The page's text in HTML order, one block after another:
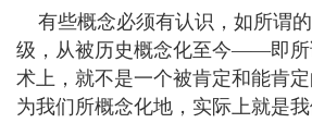
有些概念必须有认识，如所谓
级，从被历史概念化至今——即所
术上，就不是一个被肯定和能肯
为我们所概念化地，实际上就是